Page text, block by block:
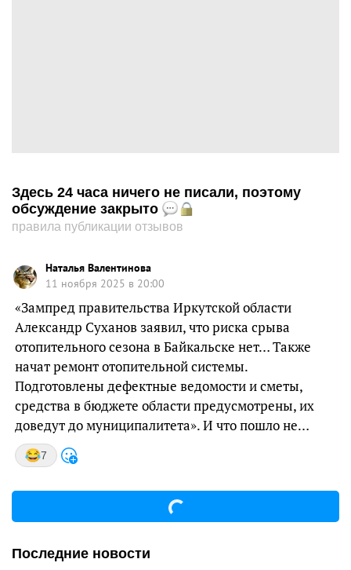
Здесь 24 часа ничего не писали, поэтому
обсуждение закрыто
правила публикации отзывов
Наталья Валентинова
11 ноября 2025 в 20:00
«Зампред правительства Иркутской области
Александр Суханов заявил, что риска срыва
отопительного сезона в Байкальске нет… Также
начат ремонт отопительной системы.
Подготовлены дефектные ведомости и сметы,
средства в бюджете области предусмотрены, их
доведут до муниципалитета». И что пошло не…
7
Последние новости